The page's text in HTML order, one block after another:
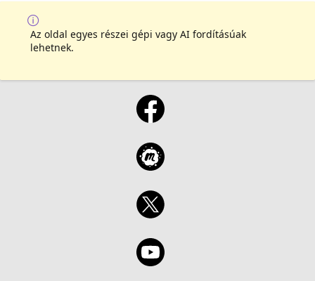
Az oldal egyes részei gépi vagy AI fordításúak
lehetnek.